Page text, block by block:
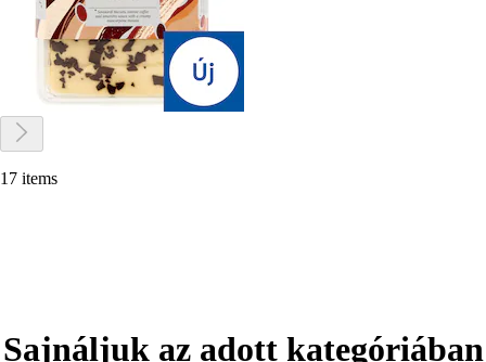
17 items
Sajnáljuk az adott kategóriában